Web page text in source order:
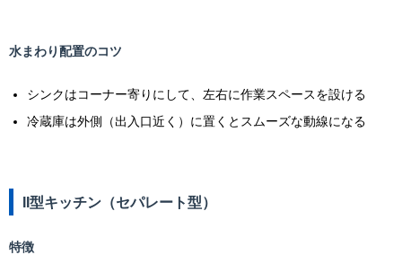
水まわり配置のコツ
シンクはコーナー寄りにして、左右に作業スペースを設ける
冷蔵庫は外側（出入口近く）に置くとスムーズな動線になる
II型キッチン（セパレート型）
特徴